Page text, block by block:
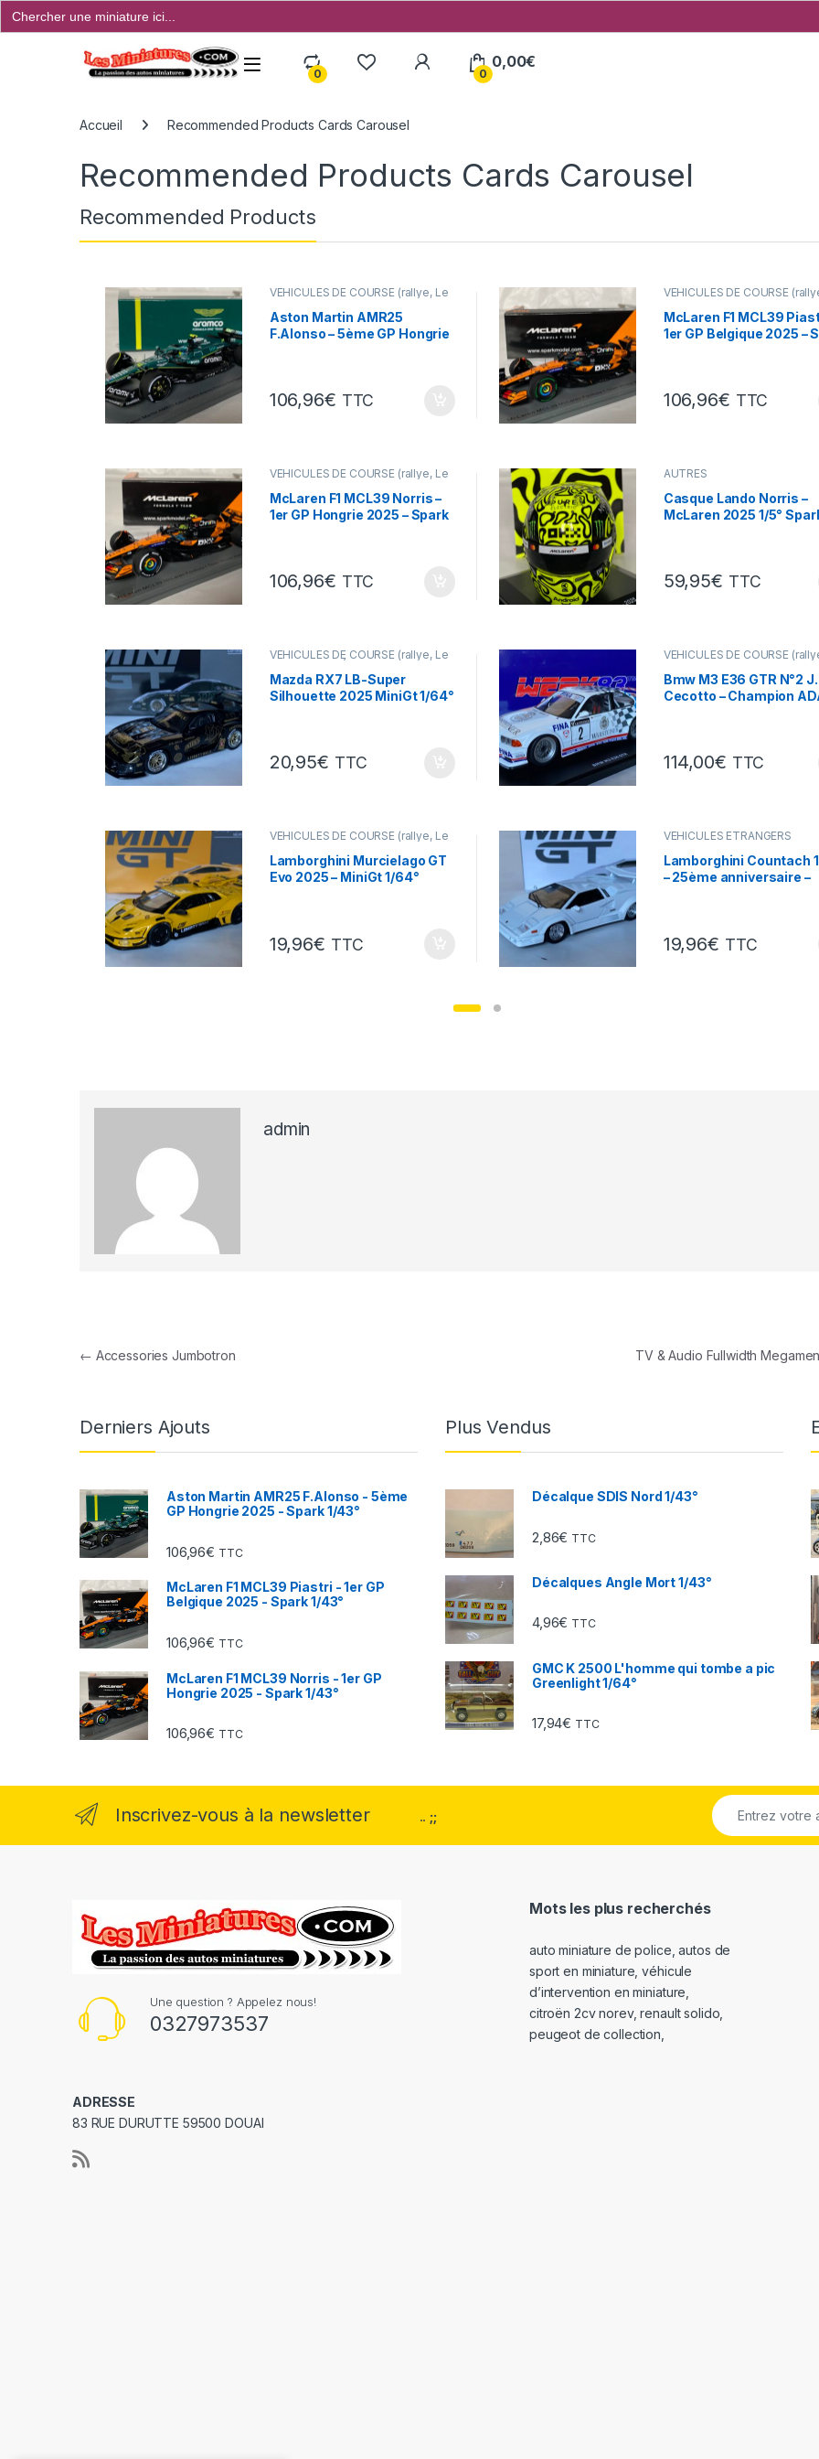
Search
for:
Open
0
My Account
0
0,00€
Accueil Recommended Products Cards Carousel
Recommended Products Cards Carousel
Recommended Products
VÉHICULES DE COURSE (rallye, Le
Aston Martin AMR25
F.Alonso – 5ème GP Hongrie
106,96€ TTC
VÉHICULES DE COURSE
McLaren F1 MCL39
1er GP Belgique 2025 –
106,96€ TTC
VÉHICULES DE COURSE (rallye, Le
McLaren F1 MCL39 Norris –
1er GP Hongrie 2025 – Spark
106,96€ TTC
AUTRES
VÉHICULES DE COURSE
Mans, F1 ...)
Casque Lando Norris –
McLaren 2025 1/5°
59,95€ TTC
VÉHICULES DE COURSE (rallye, Le
VÉHICULES
ÉTRANGERS (voitures,camions ...)
Mazda RX7 LB-Super
Silhouette 2025 MiniGt 1/64°
20,95€ TTC
VÉHICULES DE COURSE
Bmw M3 E36 GTR N°2 J.
Cecotto – Champion
114,00€ TTC
VÉHICULES DE COURSE (rallye, Le
Lamborghini Murcielago GT
Evo 2025 – MiniGt 1/64°
19,96€ TTC
VÉHICULES ÉTRANGERS
Lamborghini Countach
– 25ème anniversaire –
19,96€ TTC
admin
Navigation de l’article
← Accessories Jumbotron TV & Audio Fullwidth
Derniers Ajouts
Aston Martin AMR25 F.Alonso - 5ème
GP Hongrie 2025 - Spark 1/43°
106,96€ TTC
McLaren F1 MCL39 Piastri - 1er GP
Belgique 2025 - Spark 1/43°
106,96€ TTC
McLaren F1 MCL39 Norris - 1er GP
Hongrie 2025 - Spark 1/43°
106,96€ TTC
Plus Vendus
Décalque SDIS Nord 1/43°
2,86€ TTC
Décalques Angle Mort 1/43°
4,96€ TTC
GMC K 2500 L'homme qui tombe a pic
Greenlight 1/64°
17,94€ TTC
Inscrivez-vous à la newsletter .. ;;
Une question ? Appelez nous!
0327973537
ADRESSE
83 RUE DURUTTE 59500 DOUAI
Mots les plus recherchés
auto miniature de police ,autos de
sport en miniature ,véhicule
d’intervention en miniature
citroën 2cv norev,renault solido
peugeot de collection